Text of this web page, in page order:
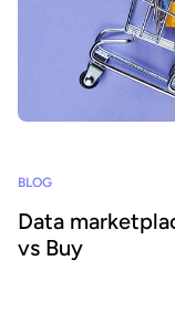
BLOG
Data
vs Buy